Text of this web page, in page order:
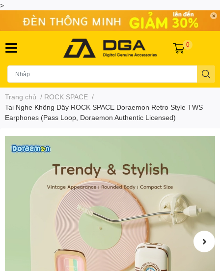
>
0
Trang chủ / ROCK SPACE /
Tai Nghe Không Dây ROCK SPACE Doraemon Retro Style TWS
Earphones (Pass Loop, Doraemon Authentic Licensed)